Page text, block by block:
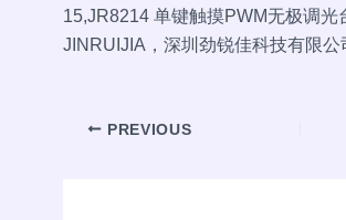
15,JR8214 单键触摸PWM无极调光
JINRUIJIA，深圳劲锐佳科技有限公
Post
PREVIOUS